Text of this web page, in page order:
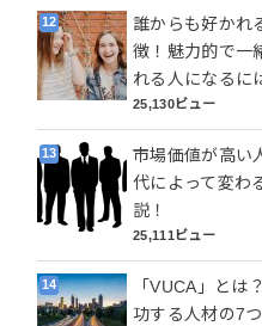
誰からも好かれ
徴！魅力的で一
れる人になるに
25,130ビュー
市場価値が高い
代によって変わ
説！
25,111ビュー
「VUCA」とは
功する人材の7